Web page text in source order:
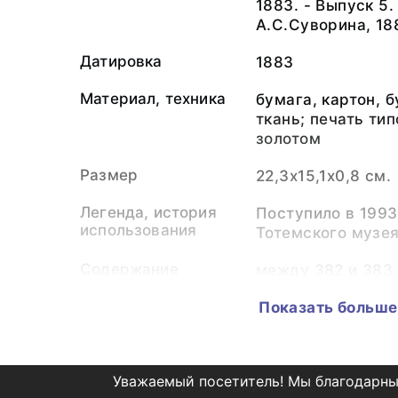
1883. - Выпуск
А.С.Суворина,
Датировка 1883
Материал, техника
бумага, картон,
ткань; печать
золотом
Размер 22,3х15,1х0,8 см.
Легенда, история
использования
Поступило в
Тотемского
М.В. Малахова
Коллекция Редкая книга,
Показать больше
Уважаемый посетитель! Мы